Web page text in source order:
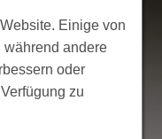
Einige von
während andere
oder
zu